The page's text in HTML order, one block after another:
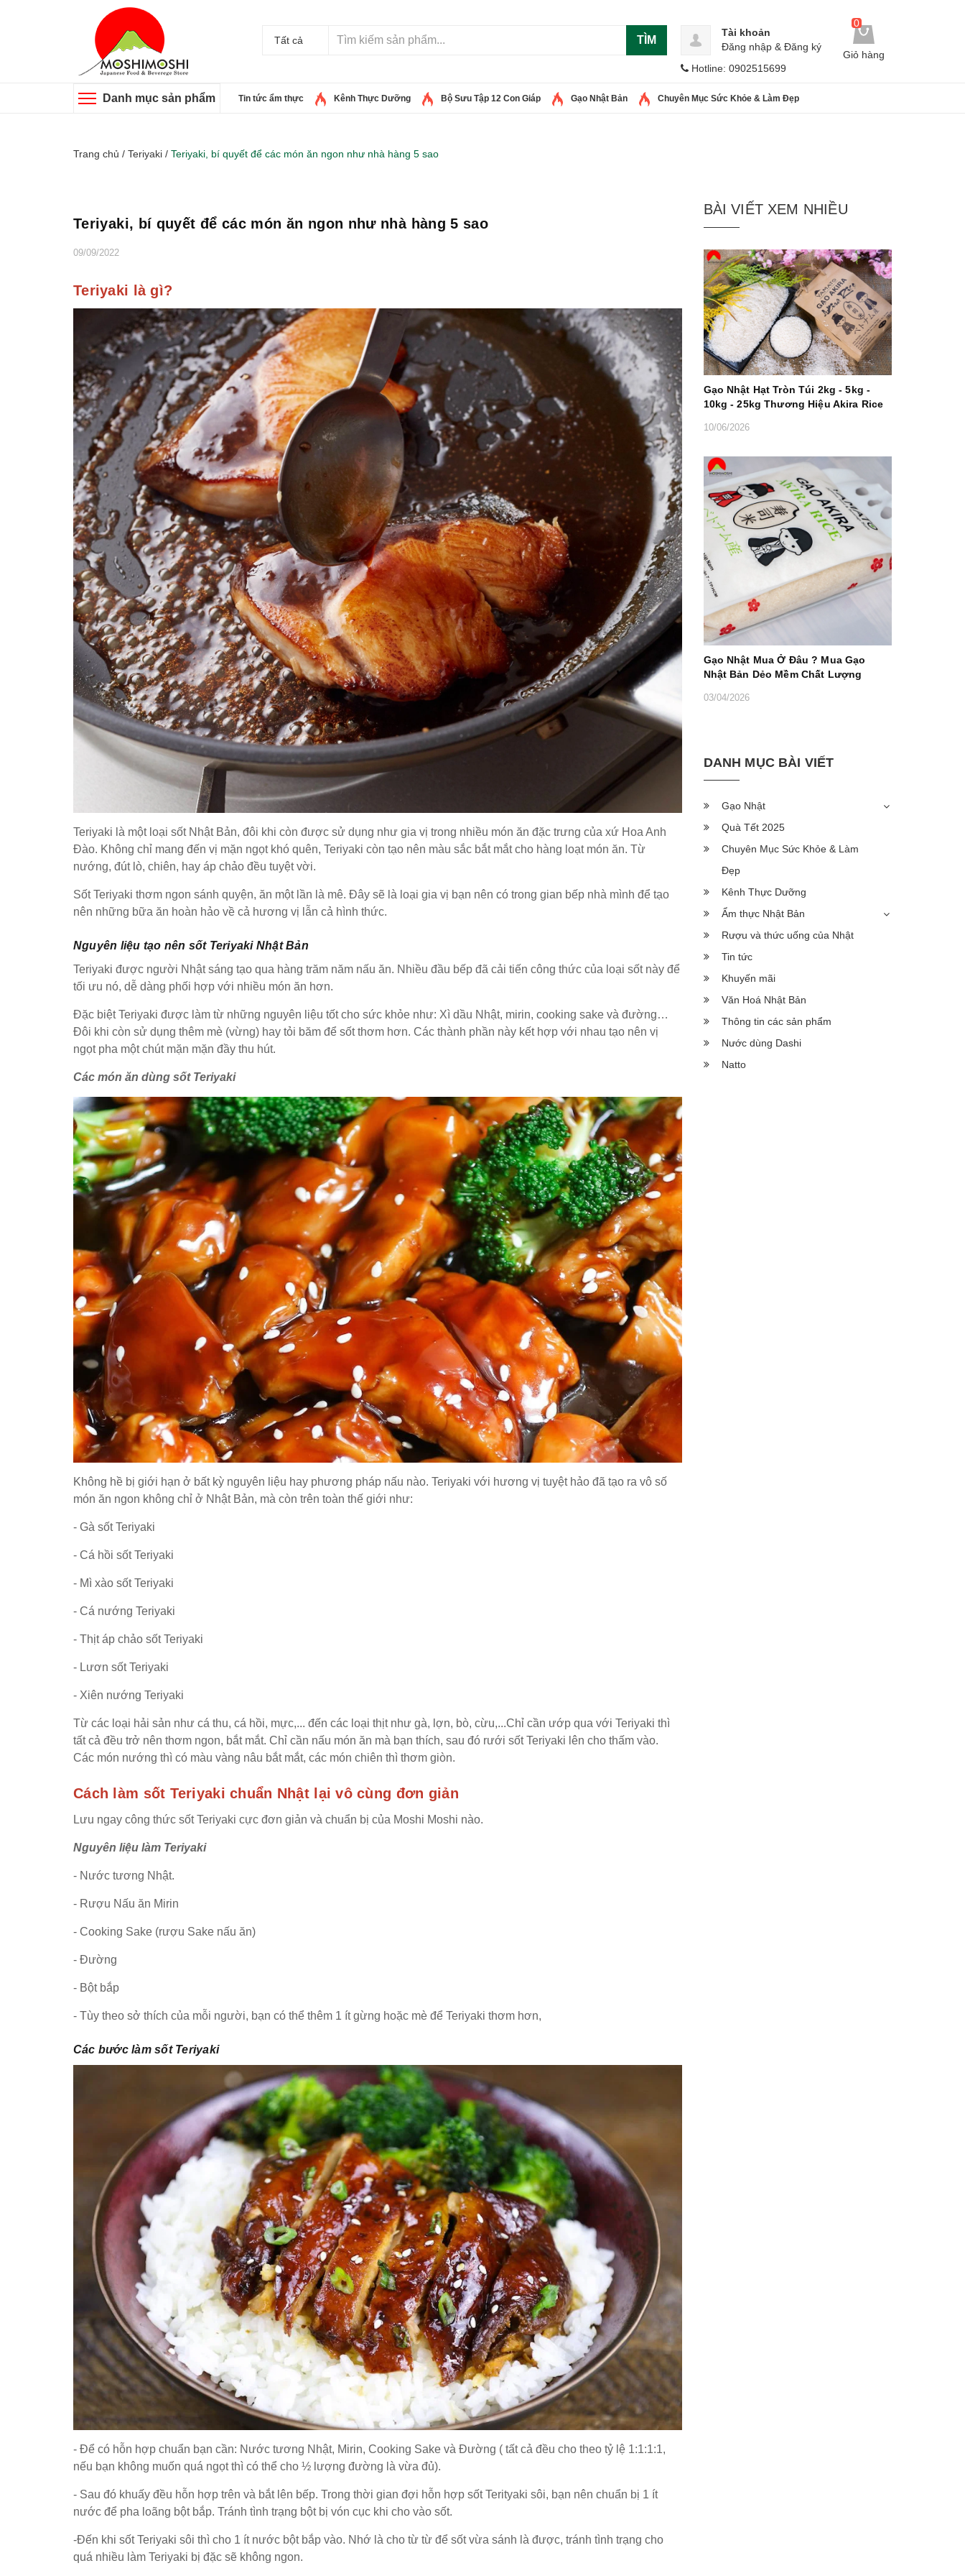
Tất cả TÌM
0
Giỏ hàng
Tài khoản
Đăng nhập & Đăng ký
Hotline: 0902515699
Danh mục sản phẩm Tin tức ẩm thực Kênh Thực Dưỡng Bộ Sưu Tập 12 Con Giáp Gạo Nhật Bản Chuyên Mục Sức Khỏe & Làm Đẹp
Trang chủ / Teriyaki / Teriyaki, bí quyết để các món ăn ngon như nhà hàng 5 sao
Teriyaki, bí quyết để các món ăn ngon như nhà hàng 5 sao
09/09/2022
Teriyaki là gì?
Teriyaki là một loại sốt Nhật Bản, đôi khi còn được sử dụng như gia vị trong nhiều món ăn đặc trưng của xứ Hoa Anh
Đào. Không chỉ mang đến vị mặn ngọt khó quên, Teriyaki còn tạo nên màu sắc bắt mắt cho hàng loạt món ăn. Từ
nướng, đút lò, chiên, hay áp chảo đều tuyệt vời.
Sốt Teriyaki thơm ngon sánh quyện, ăn một lần là mê. Đây sẽ là loại gia vị bạn nên có trong gian bếp nhà mình để tạo
nên những bữa ăn hoàn hảo về cả hương vị lẫn cả hình thức.
Nguyên liệu tạo nên sốt Teriyaki Nhật Bản
Teriyaki được người Nhật sáng tạo qua hàng trăm năm nấu ăn. Nhiều đầu bếp đã cải tiến công thức của loại sốt này để
tối ưu nó, dễ dàng phối hợp với nhiều món ăn hơn.
Đặc biệt Teriyaki được làm từ những nguyên liệu tốt cho sức khỏe như: Xì dầu Nhật, mirin, cooking sake và đường…
Đôi khi còn sử dụng thêm mè (vừng) hay tỏi băm để sốt thơm hơn. Các thành phần này kết hợp với nhau tạo nên vị
ngọt pha một chút mặn mặn đầy thu hút.
Các món ăn dùng sốt Teriyaki
Không hề bị giới hạn ở bất kỳ nguyên liệu hay phương pháp nấu nào. Teriyaki với hương vị tuyệt hảo đã tạo ra vô số
món ăn ngon không chỉ ở Nhật Bản, mà còn trên toàn thế giới như:
- Gà sốt Teriyaki
- Cá hồi sốt Teriyaki
- Mì xào sốt Teriyaki
- Cá nướng Teriyaki
- Thịt áp chảo sốt Teriyaki
- Lươn sốt Teriyaki
- Xiên nướng Teriyaki
Từ các loại hải sản như cá thu, cá hồi, mực,... đến các loại thịt như gà, lợn, bò, cừu,...Chỉ cần ướp qua với Teriyaki thì
tất cả đều trở nên thơm ngon, bắt mắt. Chỉ cần nấu món ăn mà bạn thích, sau đó rưới sốt Teriyaki lên cho thấm vào.
Các món nướng thì có màu vàng nâu bắt mắt, các món chiên thì thơm giòn.
Cách làm sốt Teriyaki chuẩn Nhật lại vô cùng đơn giản
Lưu ngay công thức sốt Teriyaki cực đơn giản và chuẩn bị của Moshi Moshi nào.
Nguyên liệu làm Teriyaki
- Nước tương Nhật.
- Rượu Nấu ăn Mirin
- Cooking Sake (rượu Sake nấu ăn)
- Đường
- Bột bắp
- Tùy theo sở thích của mỗi người, bạn có thể thêm 1 ít gừng hoặc mè để Teriyaki thơm hơn,
Các bước làm sốt Teriyaki
- Để có hỗn hợp chuẩn bạn cần: Nước tương Nhật, Mirin, Cooking Sake và Đường ( tất cả đều cho theo tỷ lệ 1:1:1:1,
nếu bạn không muốn quá ngọt thì có thể cho ½ lượng đường là vừa đủ).
- Sau đó khuấy đều hỗn hợp trên và bắt lên bếp. Trong thời gian đợi hỗn hợp sốt Terityaki sôi, bạn nên chuẩn bị 1 ít
nước để pha loãng bột bắp. Tránh tình trạng bột bị vón cục khi cho vào sốt.
-Đến khi sốt Teriyaki sôi thì cho 1 ít nước bột bắp vào. Nhớ là cho từ từ để sốt vừa sánh là được, tránh tình trạng cho
quá nhiều làm Teriyaki bị đặc sẽ không ngon.
BÀI VIẾT XEM NHIỀU
Gạo Nhật Hạt Tròn Túi 2kg - 5kg -
10kg - 25kg Thương Hiệu Akira Rice
10/06/2026
Gạo Nhật Mua Ở Đâu ? Mua Gạo
Nhật Bản Dẻo Mềm Chất Lượng
03/04/2026
DANH MỤC BÀI VIẾT
Gạo Nhật
Quà Tết 2025
Chuyên Mục Sức Khỏe & Làm
Đẹp
Kênh Thực Dưỡng
Ẩm thực Nhật Bản
Rượu và thức uống của Nhật
Tin tức
Khuyến mãi
Văn Hoá Nhật Bản
Thông tin các sản phẩm
Nước dùng Dashi
Natto